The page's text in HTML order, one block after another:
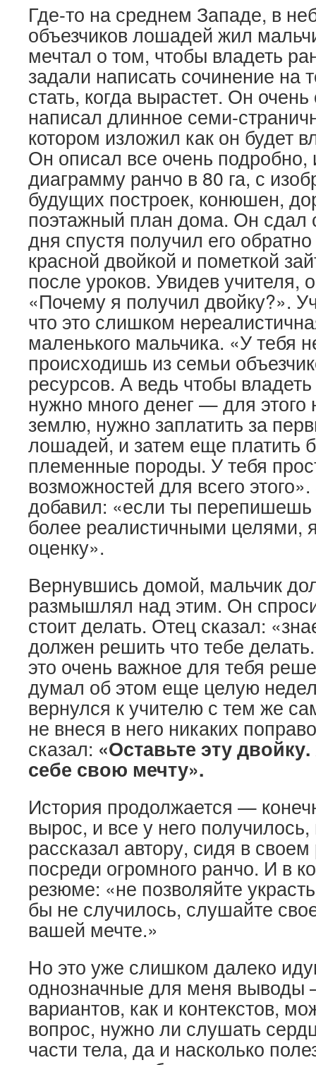
Где-то на среднем Западе, в
объезчиков лошадей жил
мечтал о том, чтобы владеть
задали написать сочинение на
стать, когда вырастет. Он
написал длинное семи-
котором изложил как он будет
Он описал все очень
диаграмму ранчо в 80 га, с
будущих построек, конюшен,
поэтажный план дома. Он сдал
дня спустя получил его
красной двойкой и пометкой
после уроков. Увидев учителя,
«Почему я получил двойку?».
что это слишком
маленького мальчика. «У тебя
происходишь из семьи
ресурсов. А ведь чтобы
нужно много денег — для этого
землю, нужно заплатить за
лошадей, и затем еще платить
племенные породы. У тебя
возможностей для всего
добавил: «если ты перепишешь
более реалистичными целями,
оценку».
Вернувшись домой, мальчик
размышлял над этим. Он
стоит делать. Отец сказал:
должен решить что тебе
это очень важное для тебя
думал об этом еще целую
вернулся к учителю с тем же
не внеся в него никаких
сказал: «Оставьте эту
себе свою мечту».
История продолжается —
вырос, и все у него
рассказал автору, сидя в
посреди огромного ранчо. И в
резюме: «не позволяйте
бы не случилось, слушайте
вашей мечте.»
Но это уже слишком далеко
однозначные для меня
вариантов, как и контекстов,
вопрос, нужно ли слушать
части тела, да и насколько